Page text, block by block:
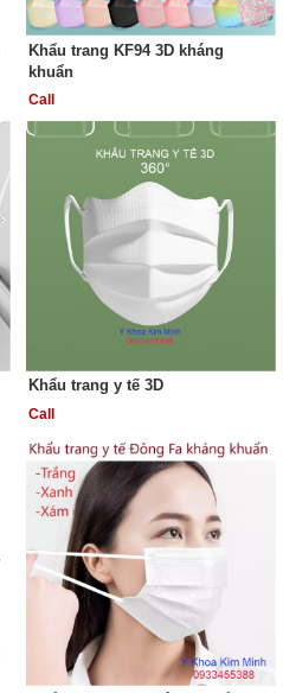
Khẩu trang KF94 3D kháng
khuẩn
Call
Khẩu trang y tế 3D
Call